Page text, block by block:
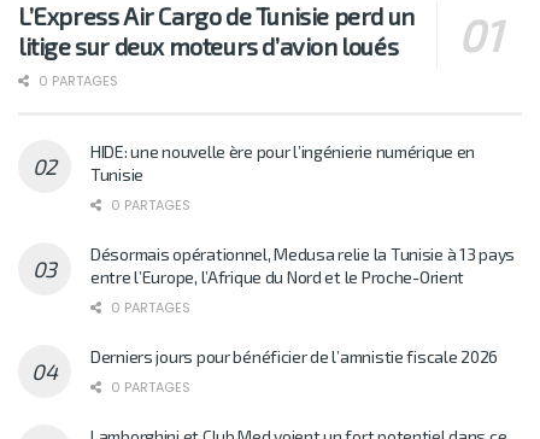
L’Express Air Cargo de Tunisie perd un
litige sur deux moteurs d’avion loués
0 PARTAGES
HIDE: une nouvelle ère pour l’ingénierie numérique en
Tunisie
0 PARTAGES
Désormais opérationnel, Medusa relie la Tunisie à 13 pays
entre l’Europe, l’Afrique du Nord et le Proche-Orient
0 PARTAGES
Derniers jours pour bénéficier de l’amnistie fiscale 2026
0 PARTAGES